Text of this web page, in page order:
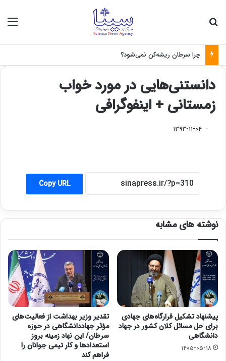
چرا سرطان ریشه‌کن نمی‌شود؟
دانستنی‌هایی در مورد خواب
زمستانی + اینفوگرافی
۱۳۹۳-۱۱-۰۴
Copy URL
نوشته های مشابه
پیشنهاد تشکیل قرارگاه‌های جهادی
برای حل مسائل کلان کشور در جهاد
دانشگاهی
۱۴۰۵-۰۵-۱۸
تقدیر وزیر بهداشت از فعالیت‌های
مؤثر جهاددانشگاهی در حوزه
سرطان/ این نهاد زمینه بروز
استعدادها و کار تیمی جوانان را
فراهم کند